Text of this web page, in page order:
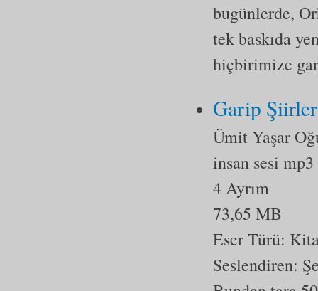
bugünlerde,
tek baskıda
hiçbirimize
Garip
Ümit Yaşar
insan sesi mp3
4 Ayrım
73,65 MB
Eser Türü:
Seslendiren: